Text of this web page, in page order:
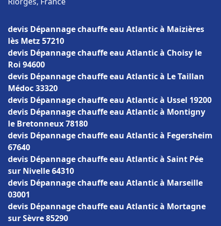
devis Dépannage chauffe eau Atlantic à Maizières
lès Metz 57210
devis Dépannage chauffe eau Atlantic à Choisy le
Roi 94600
devis Dépannage chauffe eau Atlantic à Le Taillan
Médoc 33320
devis Dépannage chauffe eau Atlantic à Ussel 19200
devis Dépannage chauffe eau Atlantic à Montigny
le Bretonneux 78180
devis Dépannage chauffe eau Atlantic à Fegersheim
67640
devis Dépannage chauffe eau Atlantic à Saint Pée
sur Nivelle 64310
devis Dépannage chauffe eau Atlantic à Marseille
03001
devis Dépannage chauffe eau Atlantic à Mortagne
sur Sèvre 85290